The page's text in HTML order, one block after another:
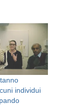
individui